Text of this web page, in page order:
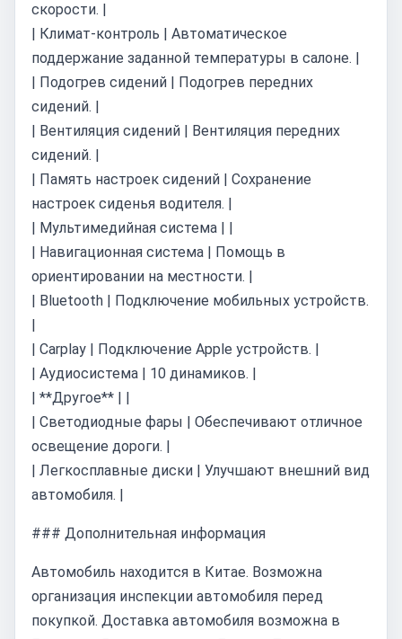
скорости. |
| Климат-контроль | Автоматическое
поддержание заданной температуры в салоне. |
| Подогрев сидений | Подогрев передних
сидений. |
| Вентиляция сидений | Вентиляция передних
сидений. |
| Память настроек сидений | Сохранение
настроек сиденья водителя. |
| Мультимедийная система | |
| Навигационная система | Помощь в
ориентировании на местности. |
| Bluetooth | Подключение мобильных устройств.
|
| Carplay | Подключение Apple устройств. |
| Аудиосистема | 10 динамиков. |
| **Другое** | |
| Светодиодные фары | Обеспечивают отличное
освещение дороги. |
| Легкосплавные диски | Улучшают внешний вид
автомобиля. |
### Дополнительная информация
Автомобиль находится в Китае. Возможна
организация инспекции автомобиля перед
покупкой. Доставка автомобиля возможна в